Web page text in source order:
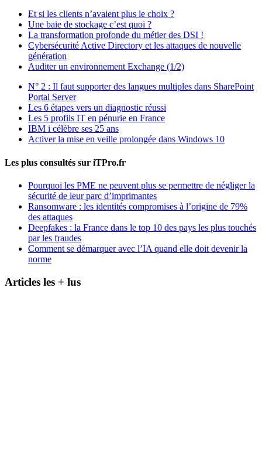
Et si les clients n’avaient plus le choix ?
Une baie de stockage c’est quoi ?
La transformation profonde du métier des DSI !
Cybersécurité Active Directory et les attaques de nouvelle
génération
Auditer un environnement Exchange (1/2)
N° 2 : Il faut supporter des langues multiples dans SharePoint
Portal Server
Les 6 étapes vers un diagnostic réussi
Les 5 profils IT en pénurie en France
IBM i célèbre ses 25 ans
Activer la mise en veille prolongée dans Windows 10
Les plus consultés sur iTPro.fr
Pourquoi les PME ne peuvent plus se permettre de négliger la
sécurité de leur parc d’imprimantes
Ransomware : les identités compromises à l’origine de 79%
des attaques
Deepfakes : la France dans le top 10 des pays les plus touchés
par les fraudes
Comment se démarquer avec l’IA quand elle doit devenir la
norme
Articles les + lus